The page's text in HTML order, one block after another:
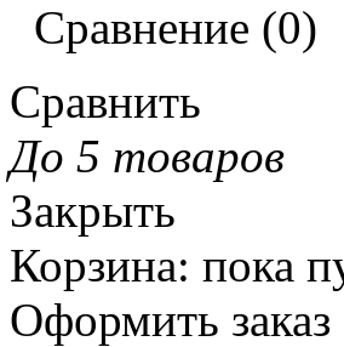
Сравнение (0)
Сравнить
До 5 товаров
Закрыть
Корзина: пока
Оформить заказ